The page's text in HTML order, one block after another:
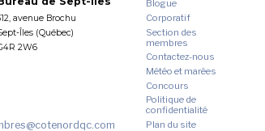
avenue Brochu
Îles (Québec)
2W6
Blogue
Corporatif
Section des
membres
Contactez-nous
Météo et marées
Concours
Politique de
confidentialité
Plan du site
@cotenordqc.com